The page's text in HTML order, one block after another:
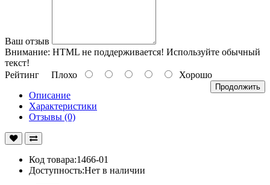
Ваш отзыв
Внимание: HTML не поддерживается! Используйте обычный
текст!
Рейтинг Плохо Хорошо
Продолжить
Описание
Характеристики
Отзывы (0)
Код товара:1466-01
Доступность:Нет в наличии